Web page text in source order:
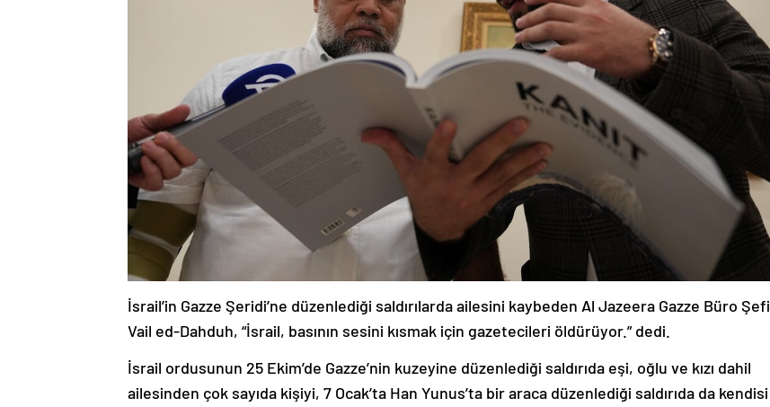
İsrail’in Gazze Şeridi’ne düzenlediği saldırılarda ailesini kaybeden Al Jazeera Gazze Büro Şefi
Vail ed-Dahduh, “İsrail, basının sesini kısmak için gazetecileri öldürüyor.” dedi.
İsrail ordusunun 25 Ekim’de Gazze’nin kuzeyine düzenlediği saldırıda eşi, oğlu ve kızı dahil
ailesinden çok sayıda kişiyi, 7 Ocak’ta Han Yunus’ta bir araca düzenlediği saldırıda da kendisi